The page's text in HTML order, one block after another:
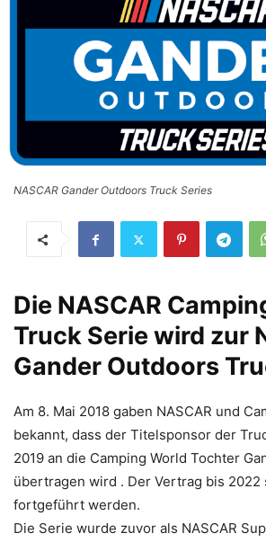
NASCAR Gander Outdoors Truck Series
Die NASCAR
Truck Serie wird zur
Gander Outdoors
Am 8. Mai 2018 gaben NASCAR und
bekannt, dass der Titelsponsor der
2019 an die Camping World Tochter
übertragen wird . Der Vertrag bis 2022
fortgeführt werden.
Die Serie wurde zuvor als NASCAR